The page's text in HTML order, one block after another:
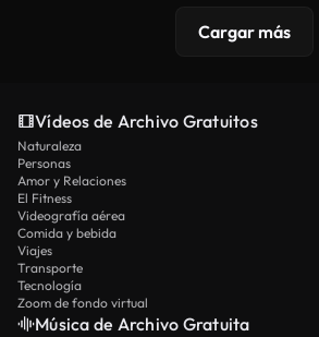
Cargar más
Vídeos de Archivo Gratuitos
Naturaleza
Personas
Amor y Relaciones
El Fitness
Videografía aérea
Comida y bebida
Viajes
Transporte
Tecnología
Zoom de fondo virtual
Música de Archivo Gratuita